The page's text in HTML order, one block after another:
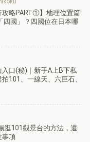
攻略PART①】地理位置篇
國」？四國位在日本哪
口(秘)｜新手A上B下私
101、一線天、六巨石、
逛101觀景台的方法，還
事項